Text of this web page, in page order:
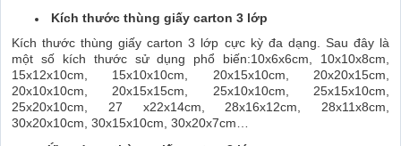
Kích thước thùng giấy carton 3 lớp
Kích thước thùng giấy carton 3 lớp cực kỳ đa dạng. Sau đây là
một số kích thước sử dụng phổ biến:10x6x6cm, 10x10x8cm,
15x12x10cm, 15x10x10cm, 20x15x10cm, 20x20x15cm,
20x10x10cm, 20x15x15cm, 25x10x10cm, 25x15x10cm,
25x20x10cm, 27 x22x14cm, 28x16x12cm, 28x11x8cm,
30x20x10cm, 30x15x10cm, 30x20x7cm…